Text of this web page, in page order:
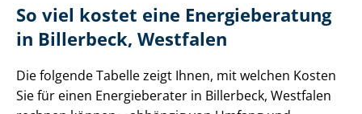
So viel kostet eine Energieberatung
in Billerbeck, Westfalen
Die folgende Tabelle zeigt Ihnen, mit welchen Kosten
Sie für einen Energieberater in Billerbeck, Westfalen